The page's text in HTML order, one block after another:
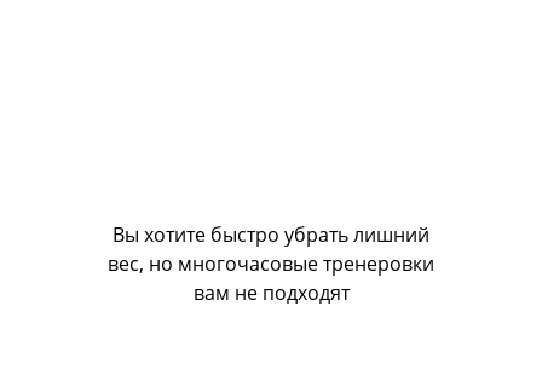
Вы хотите быстро убрать лишний
вес, но многочасовые тренеровки
вам не подходят